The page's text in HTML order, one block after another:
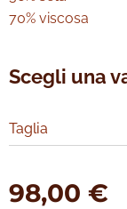
70% viscosa
Scegli una
Taglia
98,00 €